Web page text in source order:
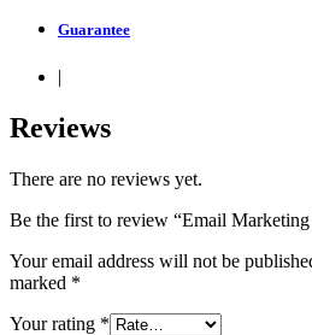
Guarantee
|
Reviews
There are no reviews yet.
Be the first to review “Email Marketing
Your email address will not be
marked *
Your rating *